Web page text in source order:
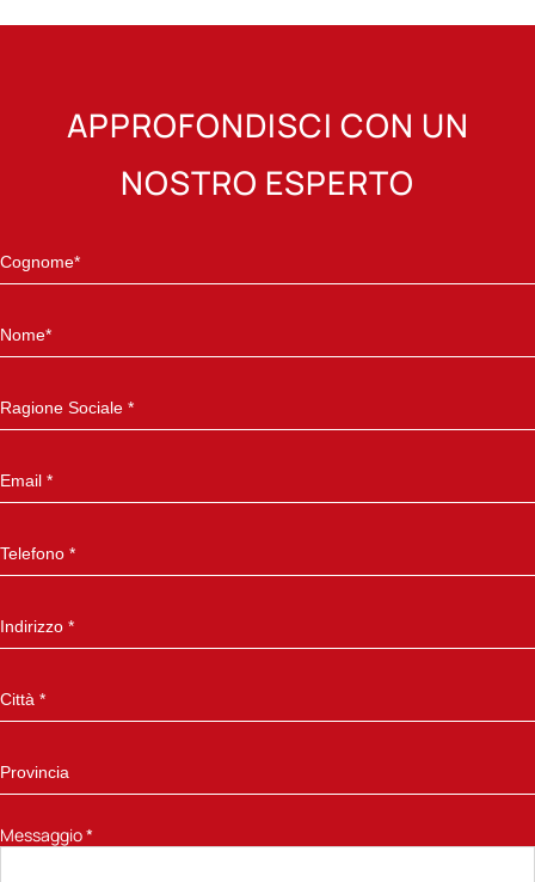
APPROFONDISCI CON UN
NOSTRO ESPERTO
Messaggio*